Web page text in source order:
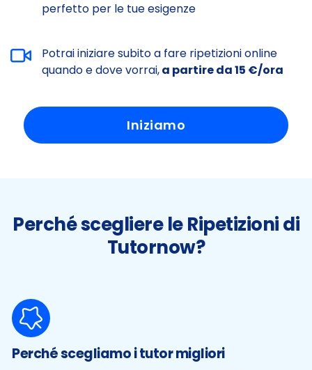
perfetto per le tue esigenze
Potrai iniziare subito a fare ripetizioni online
quando e dove vorrai,a partire da 15 €/ora
Iniziamo
Perché scegliere le Ripetizioni di
Tutornow?
Perché scegliamo i tutor migliori